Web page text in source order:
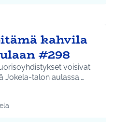
kahvila
#298
Jokela-talon aulassa.…
Kehittämisverkosto - Jokela